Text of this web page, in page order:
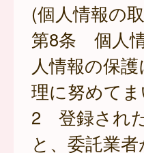
(個人情報の
第8条 個人
人情報の保
理に努めて
2 登録され
と、委託業